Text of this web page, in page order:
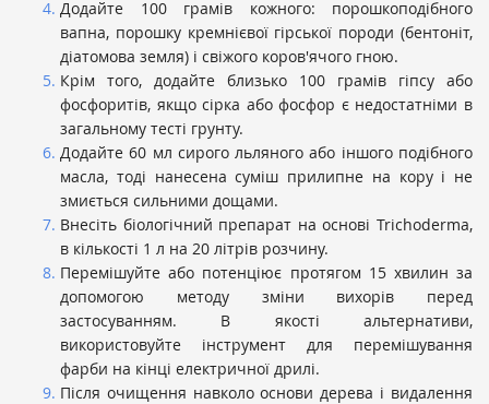
Додайте 100 грамів кожного: порошкоподібного
вапна, порошку кремнієвої гірської породи (бентоніт,
діатомова земля) і свіжого коров'ячого гною.
Крім того, додайте близько 100 грамів гіпсу або
фосфоритів, якщо сірка або фосфор є недостатніми в
загальному тесті грунту.
Додайте 60 мл сирого льляного або іншого подібного
масла, тоді нанесена суміш прилипне на кору і не
змиється сильними дощами.
Внесіть біологічний препарат на основі Trichoderma,
в кількості 1 л на 20 літрів розчину.
Перемішуйте або потенціює протягом 15 хвилин за
допомогою методу зміни вихорів перед
застосуванням. В якості альтернативи,
використовуйте інструмент для перемішування
фарби на кінці електричної дрилі.
Після очищення навколо основи дерева і видалення